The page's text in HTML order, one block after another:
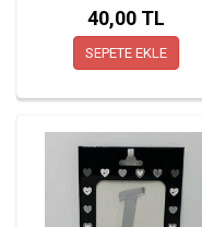
40,00 TL
SEPETE EKLE